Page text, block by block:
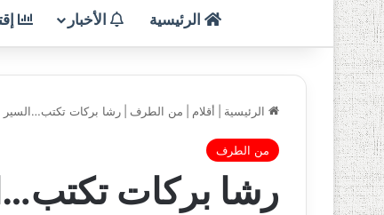
الرئيسية الأخبار
الرئيسية أقلام من الطرف رشا بركات تكتب…السير
من الطرف
رشا بركات